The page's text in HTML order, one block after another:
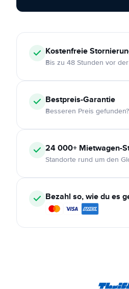
Kostenfreie
Bis zu 48 Stunden vor
Bestpreis-Garantie
Besseren Preis
24 000+ Mietwagen-
Standorte rund um den
Bezahl so, wie du es